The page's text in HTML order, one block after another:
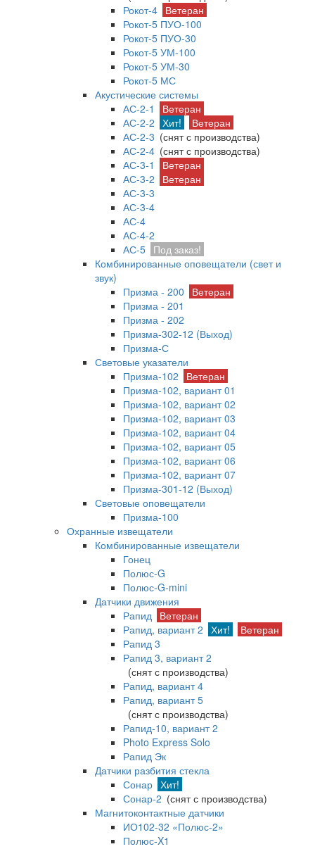
Рокот-4 Ветеран
Рокот-5 ПУО-100
Рокот-5 ПУО-30
Рокот-5 УМ-100
Рокот-5 УМ-30
Рокот-5 МС
Акустические системы
АС-2-1
Ветеран
АС-2-2 Хит!
Ветеран
АС-2-3 (снят с производства)
АС-2-4 (снят с производства)
АС-3-1
Ветеран
АС-3-2
Ветеран
АС-3-3
АС-3-4
АС-4
АС-4-2
АС-5 Под заказ!
Комбинированные оповещатели (свет и
звук)
Призма - 200
Ветеран
Призма - 201
Призма - 202
Призма-302-12 (Выход)
Призма-С
Световые указатели
Призма-102
Ветеран
Призма-102, вариант 01
Призма-102, вариант 02
Призма-102, вариант 03
Призма-102, вариант 04
Призма-102, вариант 05
Призма-102, вариант 06
Призма-102, вариант 07
Призма-301-12 (Выход)
Световые оповещатели
Призма-100
Охранные извещатели
Комбинированные извещатели
Гонец
Полюс-G
Полюс-G-mini
Датчики движения
Рапид Ветеран
Рапид, вариант 2 Хит!
Ветеран
Рапид 3
Рапид 3, вариант 2
(снят с производства)
Рапид, вариант 4
Рапид, вариант 5
(снят с производства)
Рапид-10, вариант 2
Photo Express Solo
Рапид Эк
Датчики разбития стекла
Сонар Хит!
Сонар-2 (снят с производства)
Магнитоконтактные датчики
ИО102-32 «Полюс-2»
Полюс-X1